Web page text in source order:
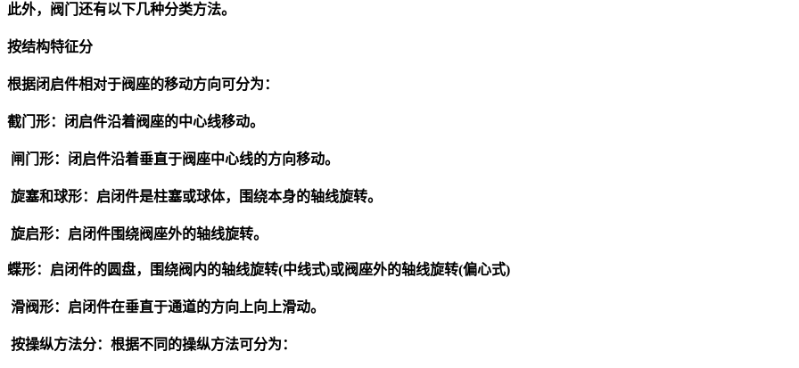
此外， 阀门 还有以下几种分类方法。
按结构特征分
根据闭启件相对于阀座的移动方向可分为：
截门形：闭启件沿着阀座的中心线移动。
闸门形：闭启件沿着垂直于阀座中心线的方向移动。
旋塞和球形：启闭件是柱塞或球体，围绕本身的轴线旋转。
旋启形：启闭件围绕阀座外的轴线旋转。
蝶形：启闭件的圆盘，围绕阀内的轴线旋转(中线式)或阀座外的轴线旋转(偏心式)
滑阀形：启闭件在垂直于通道的方向上向上滑动。
按操纵方法分：根据不同的操纵方法可分为：